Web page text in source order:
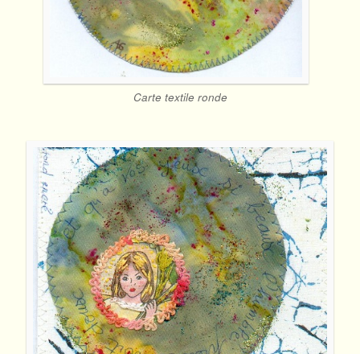
Carte textile ronde